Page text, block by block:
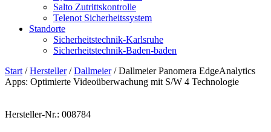
Salto Zutrittskontrolle
Telenot Sicherheitssystem
Standorte
Sicherheitstechnik-Karlsruhe
Sicherheitstechnik-Baden-baden
Start /Hersteller/Dallmeier/ Dallmeier Panomera EdgeAnalytics
Apps: Optimierte Videoüberwachung mit S/W 4 Technologie
Hersteller-Nr.: 008784